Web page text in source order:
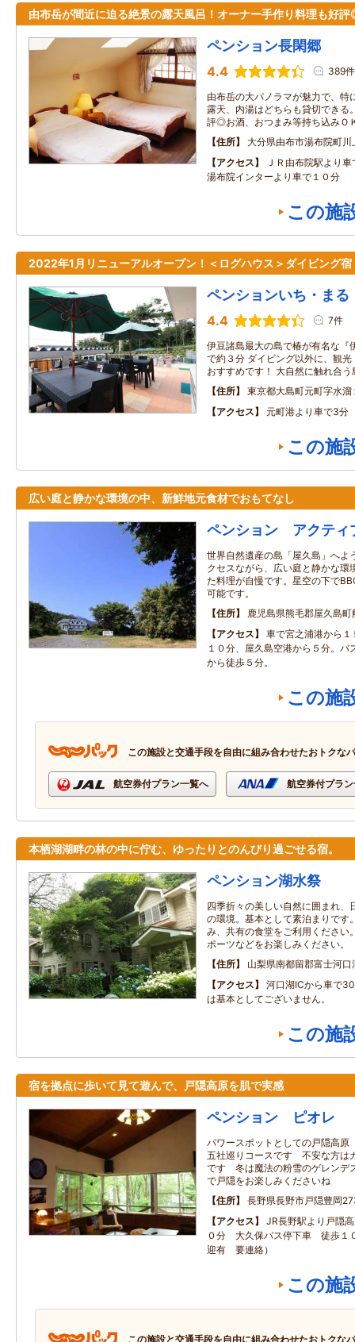
由布岳が間近に迫る絶景の露天風呂！オーナー手作り料理も好
ペンション長閑郷
4.4 389件
由布岳の大パノラマが魅力で、特
露天、内湯はどちらも貸切できる
評◎お酒、おつまみ等持ち込みＯ
住所
大分県由布市湯布院町
アクセス
ＪＲ由布院駅より
湯布院インターより車で１０分
この施
2022年1月リニューアルオープン！＜ログハウス＞ダイビング宿
ペンションいち・まる
4.4 7件
伊豆諸島最大の島で椿が有名な『
で約３分 ダイビング以外に、観
おすすめです！ 大自然に触れ合
住所
東京都大島町元町字水溜
アクセス
元町港より車で3分
この施
広い庭と静かな環境の中、新鮮地元食材でおもてなし
ペンション アクティ
世界自然遺産の島「屋久島」へよ
クセスながら、広い庭と静かな環
た料理が自慢です。星空の下で
可能です。
住所
鹿児島県熊毛郡屋久島
アクセス
車で宮之浦港から
１０分、屋久島空港から５分。バ
から徒歩５分。
この施
この施設と交通手段を自由に組み合わせたおトクな
航空券付プラン一覧へ 航空券付プラ
本栖湖湖畔の林の中に佇む、ゆったりとのんびり過ごせる宿。
ペンション湖水祭
四季折々の美しい自然に囲まれ、
の環境。基本として素泊まりです
み、共有の食堂をご利用ください
ポーツなどをお楽しみください。
住所
山梨県南都留郡富士河口
アクセス
河口湖ICから車で
は基本としてございません。
この施
宿を拠点に歩いて見て遊んで、戸隠高原を肌で実感
ペンション ピオレ
パワースポットとしての戸隠高
五社巡りコースです 不安な方は
です 冬は魔法の粉雪のゲレンデ
で戸隠をお楽しみくださいね
住所
長野県長野市戸隠豊岡
アクセス
JR長野駅より戸隠
０分 大久保バス停下車 徒歩１
迎有 要連絡）
この施
この施設と交通手段を自由に組み合わせたおトクな